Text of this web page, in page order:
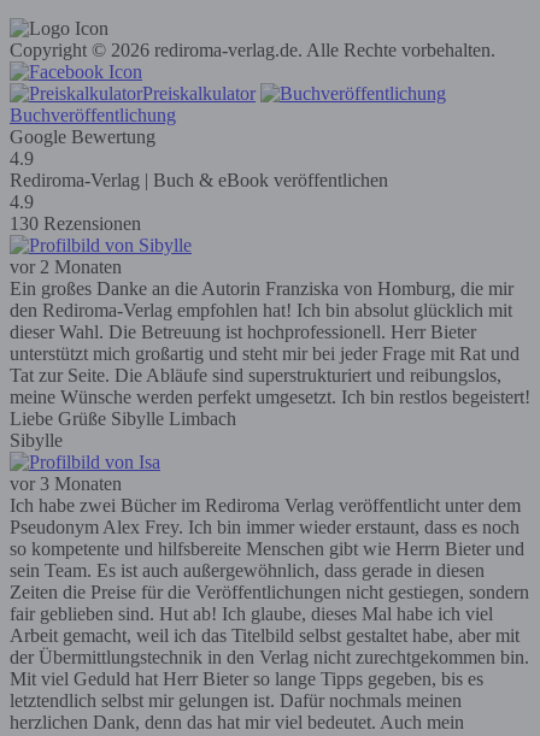
Copyright © 2026 rediroma-verlag.de. Alle Rechte vorbehalten.
Preiskalkulator
Buchveröffentlichung
Google Bewertung
4.9
Rediroma-Verlag | Buch & eBook veröffentlichen
4.9
130 Rezensionen
vor 2 Monaten
Ein großes Danke an die Autorin Franziska von Homburg, die mir
den Rediroma-Verlag empfohlen hat! Ich bin absolut glücklich mit
dieser Wahl. Die Betreuung ist hochprofessionell. Herr Bieter
unterstützt mich großartig und steht mir bei jeder Frage mit Rat und
Tat zur Seite. Die Abläufe sind superstrukturiert und reibungslos,
meine Wünsche werden perfekt umgesetzt. Ich bin restlos begeistert!
Liebe Grüße Sibylle Limbach
Sibylle
vor 3 Monaten
Ich habe zwei Bücher im Rediroma Verlag veröffentlicht unter dem
Pseudonym Alex Frey. Ich bin immer wieder erstaunt, dass es noch
so kompetente und hilfsbereite Menschen gibt wie Herrn Bieter und
sein Team. Es ist auch außergewöhnlich, dass gerade in diesen
Zeiten die Preise für die Veröffentlichungen nicht gestiegen, sondern
fair geblieben sind. Hut ab! Ich glaube, dieses Mal habe ich viel
Arbeit gemacht, weil ich das Titelbild selbst gestaltet habe, aber mit
der Übermittlungstechnik in den Verlag nicht zurechtgekommen bin.
Mit viel Geduld hat Herr Bieter so lange Tipps gegeben, bis es
letztendlich selbst mir gelungen ist. Dafür nochmals meinen
herzlichen Dank, denn das hat mir viel bedeutet. Auch mein